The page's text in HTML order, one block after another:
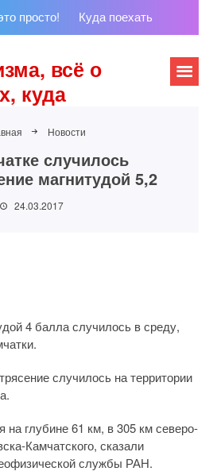
просто! Куда поехать
всё о
куда
Новости
случилось
магнитудой 5,2
24.03.2017
4 балла случилось в среду,
случилось на территории
на глубине 61 км, в 305 км северо-
Камчатского, сказали
службы РАН.